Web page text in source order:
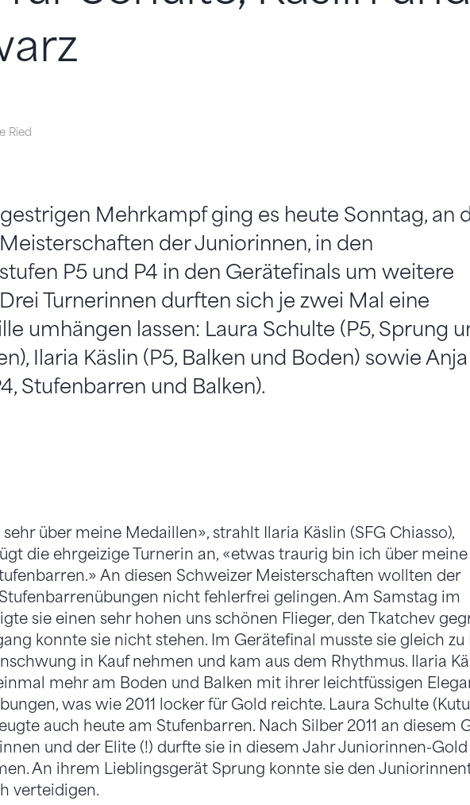
Ried
Mehrkampf ging es heute Sonntag, an
der Juniorinnen, in den
P5 und P4 in den Gerätefinals um weitere
Turnerinnen durften sich je zwei Mal eine
umhängen lassen: Laura Schulte (P5, Sprung
Ilaria Käslin (P5, Balken und Boden) sowie Anja
Stufenbarren und Balken).
über meine Medaillen», strahlt Ilaria Käslin (SFG Chiasso),
die ehrgeizige Turnerin an, «etwas traurig bin ich über meine
An diesen Schweizer Meisterschaften wollten der
nicht fehlerfrei gelingen. Am Samstag im
sie einen sehr hohen uns schönen Flieger, den Tkatchev
konnte sie nicht stehen. Im Gerätefinal musste sie gleich zu
in Kauf nehmen und kam aus dem Rhythmus. Ilaria
mehr am Boden und Balken mit ihrer leichtfüssigen
was wie 2011 locker für Gold reichte. Laura Schulte
auch heute am Stufenbarren. Nach Silber 2011 an diesem
und der Elite (!) durfte sie in diesem Jahr Juniorinnen-Gold
An ihrem Lieblingsgerät Sprung konnte sie den
verteidigen.